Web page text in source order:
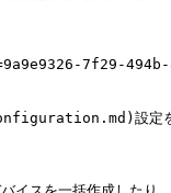
7f29-
設定を